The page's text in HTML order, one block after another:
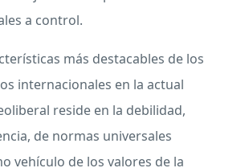
a control.
más destacables de los
internacionales en la actual
reside en la debilidad,
de normas universales
vehículo de los valores de la